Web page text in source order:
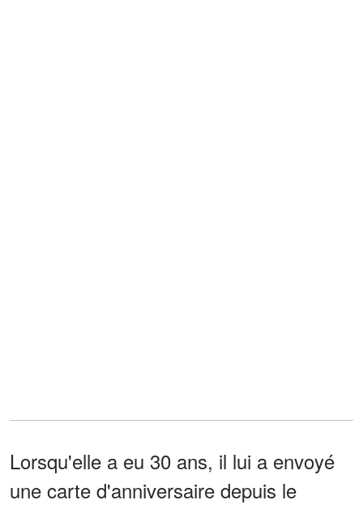
Lorsqu'elle a eu 30 ans, il lui a envoyé
une carte d'anniversaire depuis le